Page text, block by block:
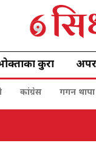
कुरा
कांग्रेस गगन थापा